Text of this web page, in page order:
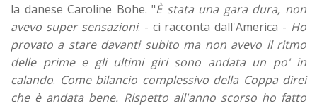
la danese Caroline Bohe. "È stata una gara dura, non
avevo super sensazioni. - ci racconta dall'America - Ho
provato a stare davanti subito ma non avevo il ritmo
delle prime e gli ultimi giri sono andata un po' in
calando. Come bilancio complessivo della Coppa direi
che è andata bene. Rispetto all'anno scorso ho fatto